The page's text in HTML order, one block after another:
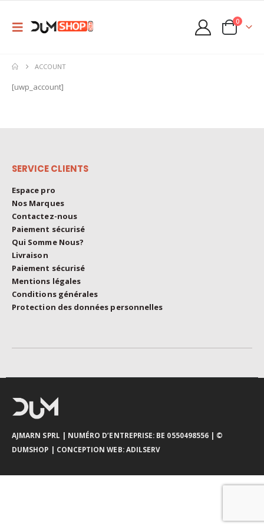
0
ACCOUNT
[uwp_account]
SERVICE CLIENTS
Espace pro
Nos Marques
Contactez-nous
Paiement sécurisé
Qui Somme Nous?
Livraison
Paiement sécurisé
Mentions légales
Conditions générales
Protection des données personnelles
AJMARN SPRL | NUMÉRO D’ENTREPRISE: BE 0550498556 | ©
DUMSHOP | CONCEPTION WEB: ADILSERV